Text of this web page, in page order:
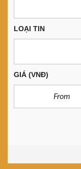
LOẠI TIN
GIÁ (VNĐ)